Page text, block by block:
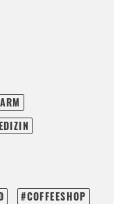
COFFEESHOP